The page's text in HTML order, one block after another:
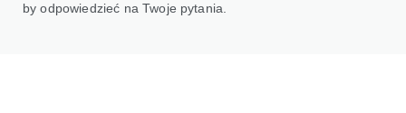
by odpowiedzieć na Twoje pytania.